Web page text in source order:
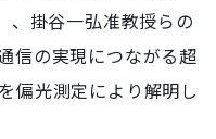
掛谷一弘准教授らの
信の実現につながる超
偏光測定により解明し